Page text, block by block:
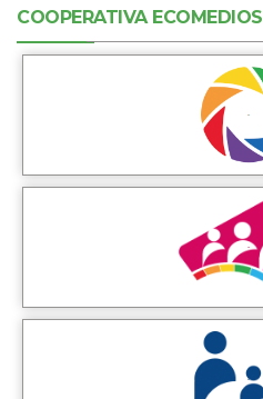
COOPERATIVA ECOMEDIOS